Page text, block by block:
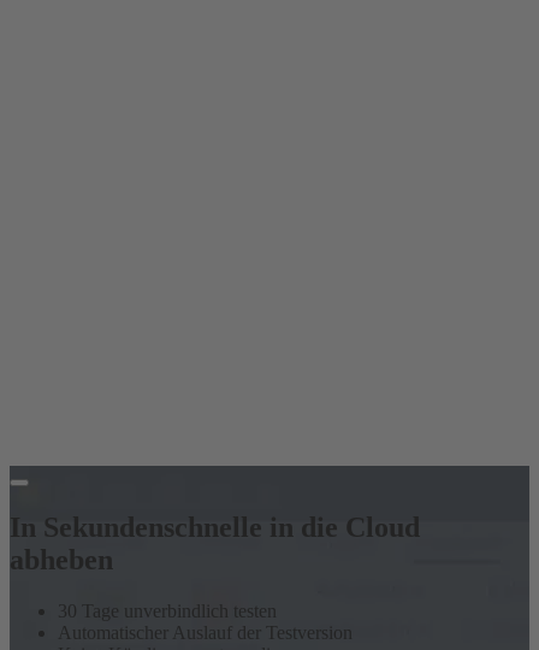
In Sekundenschnelle in die Cloud
abheben
30 Tage unverbindlich testen
Automatischer Auslauf der Testversion